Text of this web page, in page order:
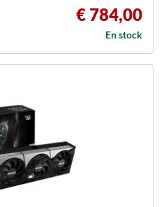
€ 784,00
En stock